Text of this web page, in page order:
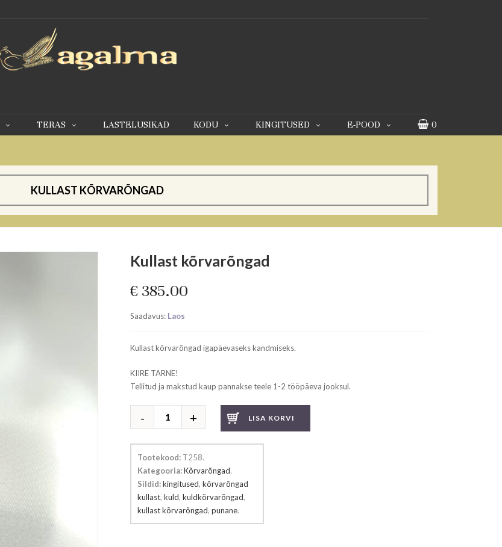
TERAS LASTELUSIKAD KODU KINGITUSED E-POOD 0
KULLAST KÕRVARÕNGAD
Kullast kõrvarõngad
€ 385.00
Saadavus: Laos
Kullast kõrvarõngad igapäevaseks kandmiseks.
KIIRE TARNE!
Tellitud ja makstud kaup pannakse teele 1-2 tööpäeva jooksul.
kõrvarõngad
LISA KORVI
Tootekood: T258.
Kategooria:Kõrvarõngad.
Sildid:kingitused, kõrvarõngad
kullast, kuld, kuldkõrvarõngad,
kullast kõrvarõngad, punane.